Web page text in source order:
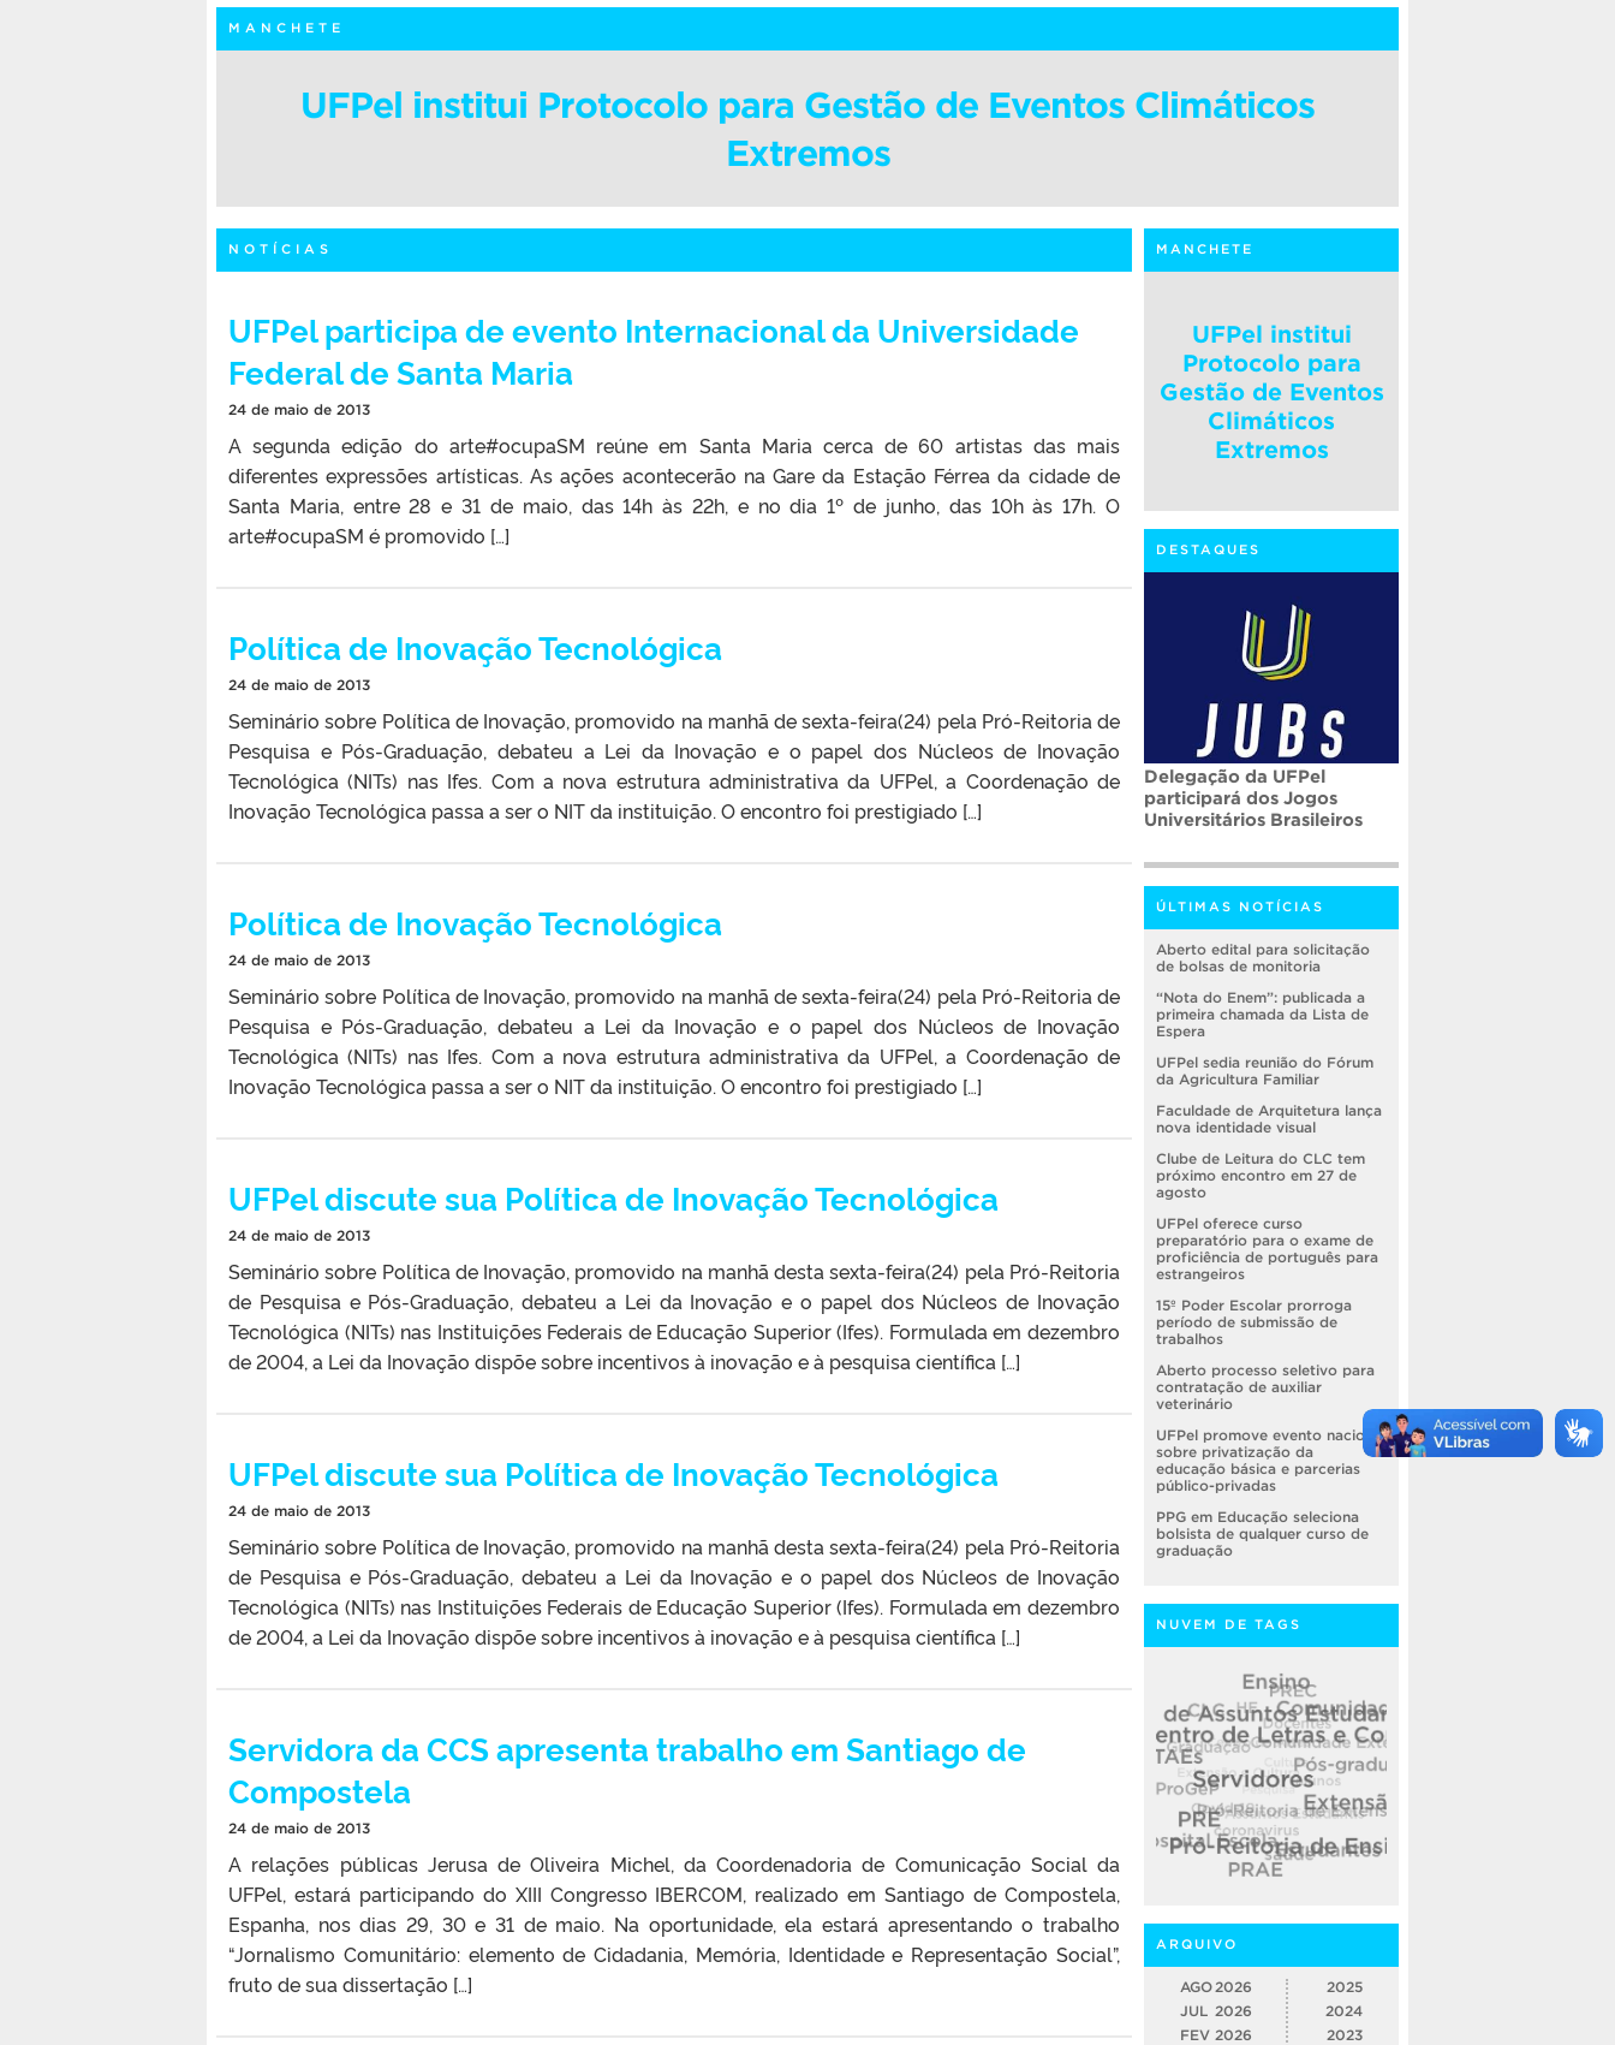
MANCHETE
UFPel institui Protocolo para Gestão de Eventos Climáticos
Extremos
NOTÍCIAS
UFPel participa de evento Internacional da Universidade
Federal de Santa Maria
24 de maio de 2013
A segunda edição do arte#ocupaSM reúne em Santa Maria cerca de 60 artistas das mais
diferentes expressões artísticas. As ações acontecerão na Gare da Estação Férrea da cidade de
Santa Maria, entre 28 e 31 de maio, das 14h às 22h, e no dia 1º de junho, das 10h às 17h. O
arte#ocupaSM é promovido […]
Política de Inovação Tecnológica
24 de maio de 2013
Seminário sobre Política de Inovação, promovido na manhã de sexta-feira(24) pela Pró-Reitoria de
Pesquisa e Pós-Graduação, debateu a Lei da Inovação e o papel dos Núcleos de Inovação
Tecnológica (NITs) nas Ifes. Com a nova estrutura administrativa da UFPel, a Coordenação de
Inovação Tecnológica passa a ser o NIT da instituição. O encontro foi prestigiado […]
Política de Inovação Tecnológica
24 de maio de 2013
Seminário sobre Política de Inovação, promovido na manhã de sexta-feira(24) pela Pró-Reitoria de
Pesquisa e Pós-Graduação, debateu a Lei da Inovação e o papel dos Núcleos de Inovação
Tecnológica (NITs) nas Ifes. Com a nova estrutura administrativa da UFPel, a Coordenação de
Inovação Tecnológica passa a ser o NIT da instituição. O encontro foi prestigiado […]
UFPel discute sua Política de Inovação Tecnológica
24 de maio de 2013
Seminário sobre Política de Inovação, promovido na manhã desta sexta-feira(24) pela Pró-Reitoria
de Pesquisa e Pós-Graduação, debateu a Lei da Inovação e o papel dos Núcleos de Inovação
Tecnológica (NITs) nas Instituições Federais de Educação Superior (Ifes). Formulada em dezembro
de 2004, a Lei da Inovação dispõe sobre incentivos à inovação e à pesquisa científica […]
UFPel discute sua Política de Inovação Tecnológica
24 de maio de 2013
Seminário sobre Política de Inovação, promovido na manhã desta sexta-feira(24) pela Pró-Reitoria
de Pesquisa e Pós-Graduação, debateu a Lei da Inovação e o papel dos Núcleos de Inovação
Tecnológica (NITs) nas Instituições Federais de Educação Superior (Ifes). Formulada em dezembro
de 2004, a Lei da Inovação dispõe sobre incentivos à inovação e à pesquisa científica […]
Servidora da CCS apresenta trabalho em Santiago de
Compostela
24 de maio de 2013
A relações públicas Jerusa de Oliveira Michel, da Coordenadoria de Comunicação Social da
UFPel, estará participando do XIII Congresso IBERCOM, realizado em Santiago de Compostela,
Espanha, nos dias 29, 30 e 31 de maio. Na oportunidade, ela estará apresentando o trabalho
“Jornalismo Comunitário: elemento de Cidadania, Memória, Identidade e Representação Social”,
fruto de sua dissertação […]
MANCHETE
UFPel institui
Protocolo para
Gestão de Eventos
Climáticos
Extremos
DESTAQUES
Delegação da UFPel
participará dos Jogos
Universitários Brasileiros
ÚLTIMAS NOTÍCIAS
Aberto edital para solicitação
de bolsas de monitoria
“Nota do Enem”: publicada a
primeira chamada da Lista de
Espera
UFPel sedia reunião do Fórum
da Agricultura Familiar
Faculdade de Arquitetura lança
nova identidade visual
Clube de Leitura do CLC tem
próximo encontro em 27 de
agosto
UFPel oferece curso
preparatório para o exame de
proficiência de português para
estrangeiros
15º Poder Escolar prorroga
período de submissão de
trabalhos
Aberto processo seletivo para
contratação de auxiliar
veterinário
UFPel promove evento nacional
sobre privatização da
educação básica e parcerias
público-privadas
PPG em Educação seleciona
bolsista de qualquer curso de
graduação
NUVEM DE TAGS
ARQUIVO
AGO 2026
JUL 2026
FEV 2026
2025
2024
2023